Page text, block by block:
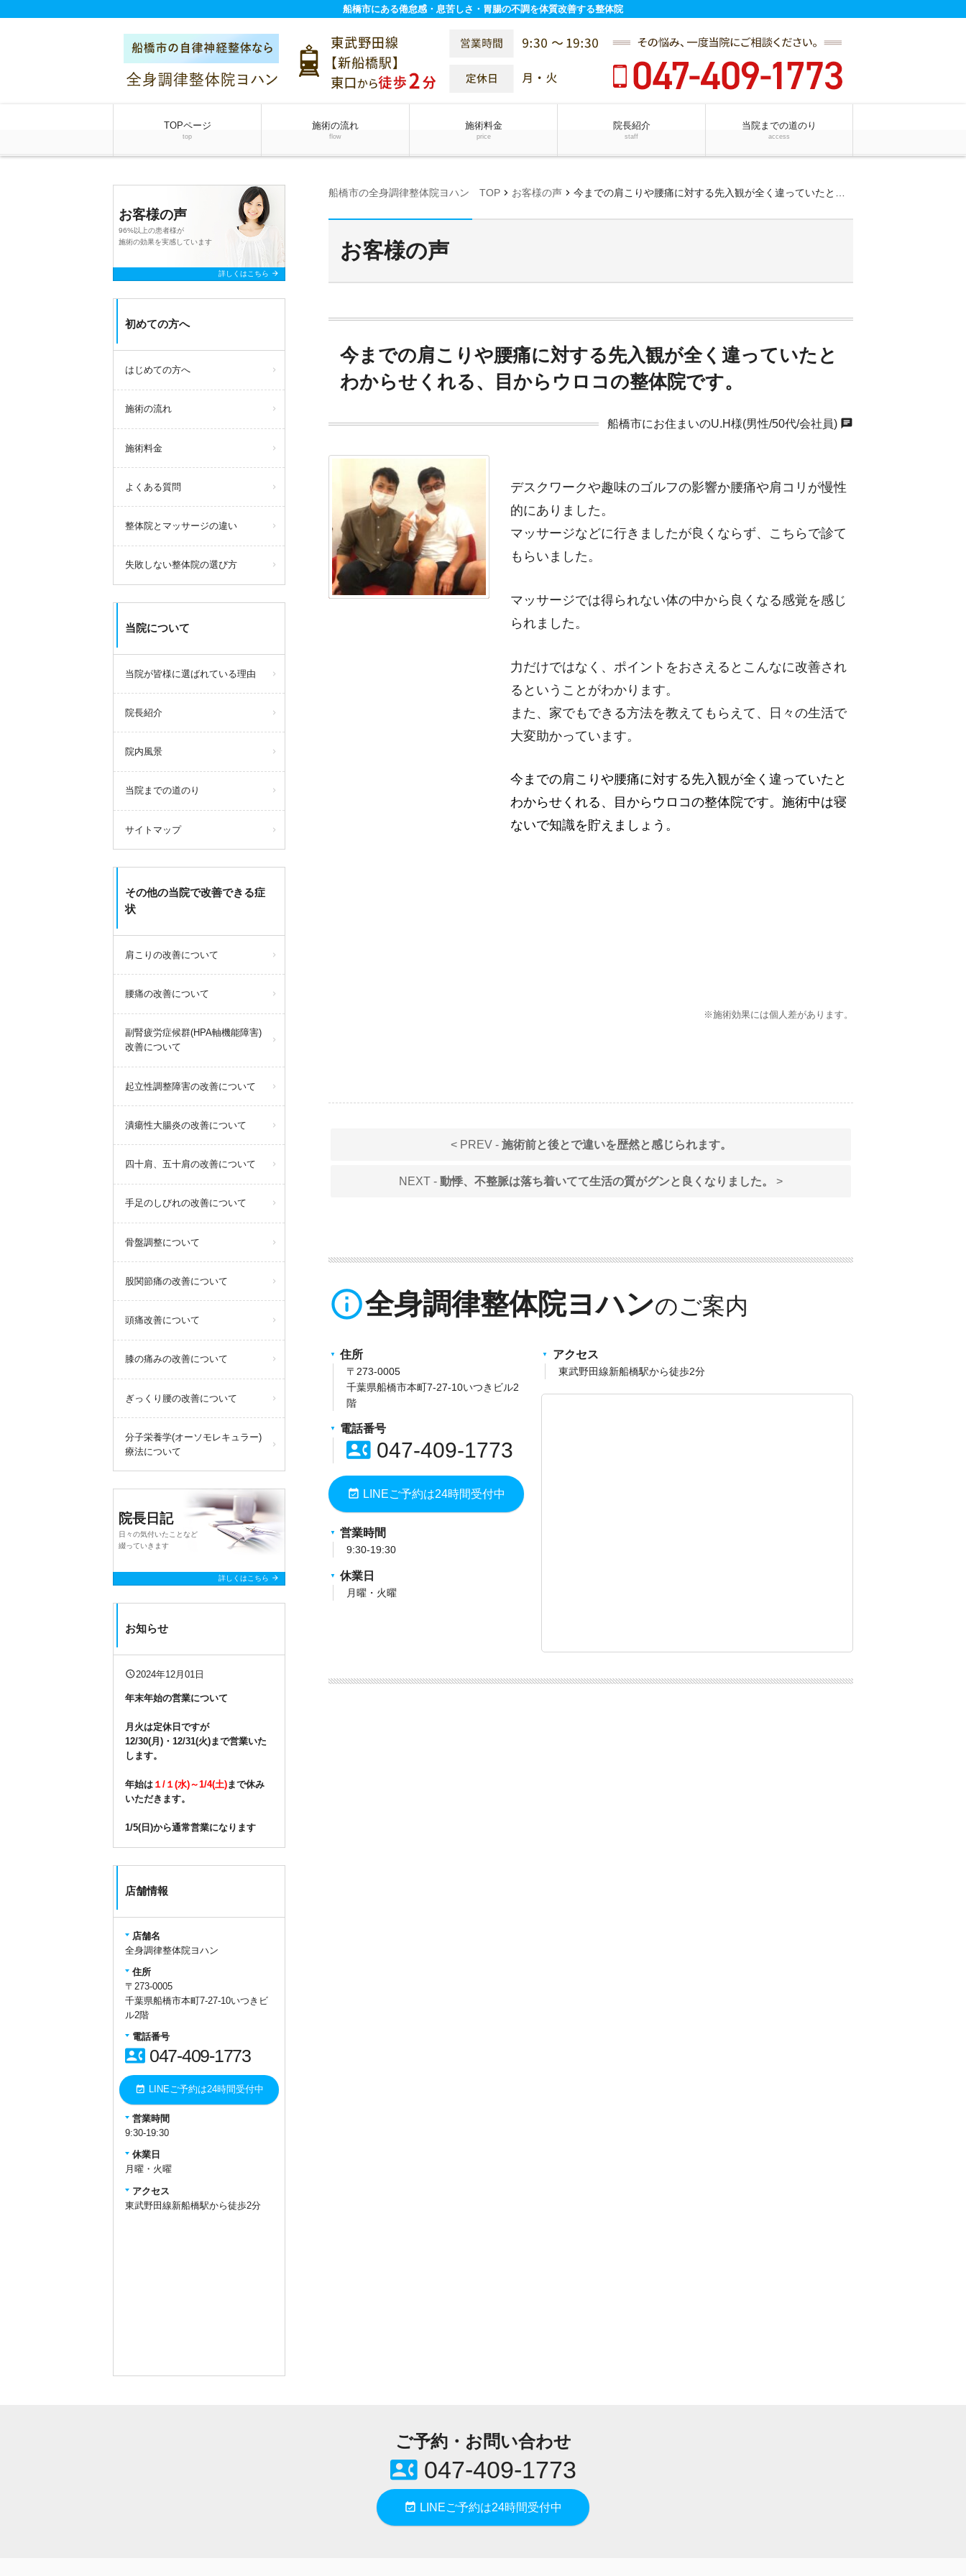
船橋市にある倦怠感・息苦しさ・胃腸の不調を体質改善する整体院
TOPページ
top
施術の流れ
flow
施術料金
price
院長紹介
staff
当院までの道のり
access
船橋市の全身調律整体院ヨハン TOP chevron_right お客様の声 chevron_right 今までの肩こりや腰痛に対する先入観が全く違っていたとわからせくれる、目からウロコの整体院です。
お客様の声
今までの肩こりや腰痛に対する先入観が全く違っていたと
わからせくれる、目からウロコの整体院です。
船橋市にお住まいのU.H様(男性/50代/会社員) chat
デスクワークや趣味のゴルフの影響か腰痛や肩コリが慢性
的にありました。
マッサージなどに行きましたが良くならず、こちらで診て
もらいました。
マッサージでは得られない体の中から良くなる感覚を感じ
られました。
力だけではなく、ポイントをおさえるとこんなに改善され
るということがわかります。
また、家でもできる方法を教えてもらえて、日々の生活で
大変助かっています。
今までの肩こりや腰痛に対する先入観が全く違っていたと
わからせくれる、目からウロコの整体院です。施術中は寝
ないで知識を貯えましょう。
※施術効果には個人差があります。
< PREV - 施術前と後とで違いを歴然と感じられます。
NEXT - 動悸、不整脈は落ち着いてて生活の質がグンと良くなりました。 >
info_outline全身調律整体院ヨハン
住所
〒273-0005
千葉県船橋市本町7-27-10いつきビル2
階
電話番号
contact_phone047-409-1773
event_available LINEご予約は24時間受付中
営業時間
9:30-19:30
休業日
月曜・火曜
アクセス
東武野田線新船橋駅から徒歩2分
お客様の声
96%以上の患者様が
施術の効果を実感しています
詳しくはこちら arrow_forward
初めての方へ
はじめての方へ
施術の流れ
施術料金
よくある質問
整体院とマッサージの違い
失敗しない整体院の選び方
当院について
当院が皆様に選ばれている理由
院長紹介
院内風景
当院までの道のり
サイトマップ
その他の当院で改善できる症
状
肩こりの改善について
腰痛の改善について
副腎疲労症候群(HPA軸機能障害)
改善について
起立性調整障害の改善について
潰瘍性大腸炎の改善について
四十肩、五十肩の改善について
手足のしびれの改善について
骨盤調整について
股関節痛の改善について
頭痛改善について
膝の痛みの改善について
ぎっくり腰の改善について
分子栄養学(オーソモレキュラー)
療法について
院長日記
日々の気付いたことなど
綴っていきます
詳しくはこちら arrow_forward
お知らせ
query_builder2024年12月01日
年末年始の営業について
月火は定休日ですが
12/30(月)・12/31(火)まで営業いた
します。
年始は １/１(水)～1/4(土)まで休み
いただきます。
1/5(日)から通常営業になります
店舗情報
店舗名
全身調律整体院ヨハン
住所
〒273-0005
千葉県船橋市本町7-27-10いつきビ
ル2階
電話番号
contact_phone 047-409-1773
event_available LINEご予約は24時間受付中
営業時間
9:30-19:30
休業日
月曜・火曜
アクセス
東武野田線新船橋駅から徒歩2分
ご予約・お問い合わせ
contact_phone047-409-1773
event_available LINEご予約は24時間受付中